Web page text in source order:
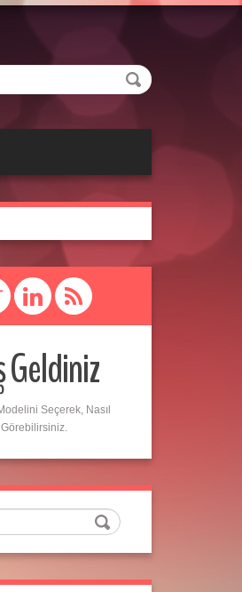
Geldiniz
Seçerek, Nasıl